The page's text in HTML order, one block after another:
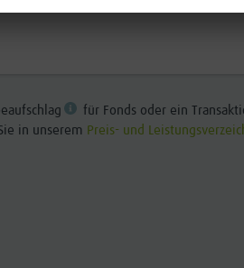
für Fonds oder ein
in unserem Preis- und